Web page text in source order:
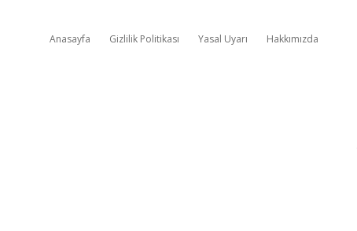
Anasayfa Gizlilik Politikası Yasal Uyarı Hakkımızda